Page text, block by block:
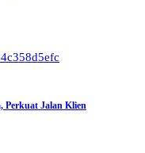
Perkuat Jalan Klien